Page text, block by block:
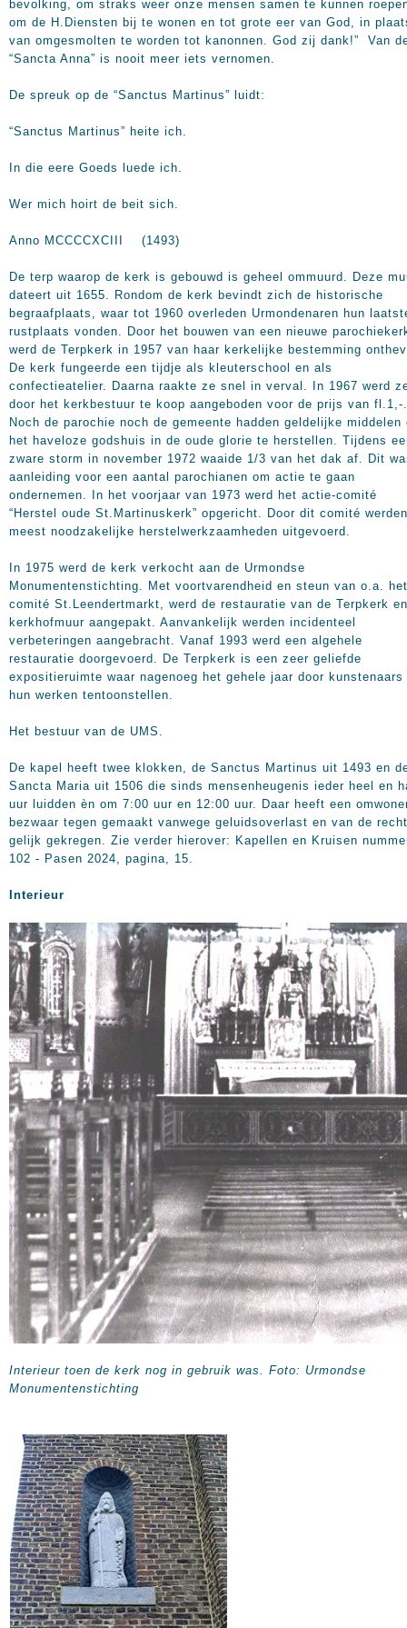
bevolking, om straks weer onze mensen samen te kunnen
om de H.Diensten bij te wonen en tot grote eer van God, in
van omgesmolten te worden tot kanonnen. God zij dank!” Van
“Sancta Anna” is nooit meer iets vernomen.
De spreuk op de “Sanctus Martinus” luidt:
“Sanctus Martinus” heite ich.
In die eere Goeds luede ich.
Wer mich hoirt de beit sich.
Anno MCCCCXCIII (1493)
De terp waarop de kerk is gebouwd is geheel ommuurd. Deze
dateert uit 1655. Rondom de kerk bevindt zich de historische
begraafplaats, waar tot 1960 overleden Urmondenaren hun
rustplaats vonden. Door het bouwen van een nieuwe
werd de Terpkerk in 1957 van haar kerkelijke bestemming
De kerk fungeerde een tijdje als kleuterschool en als
confectieatelier. Daarna raakte ze snel in verval. In 1967 werd
door het kerkbestuur te koop aangeboden voor de prijs van fl.1,-.
Noch de parochie noch de gemeente hadden geldelijke middelen
het haveloze godshuis in de oude glorie te herstellen. Tijdens
zware storm in november 1972 waaide 1/3 van het dak af. Dit
aanleiding voor een aantal parochianen om actie te gaan
ondernemen. In het voorjaar van 1973 werd het actie-comité
“Herstel oude St.Martinuskerk” opgericht. Door dit comité
meest noodzakelijke herstelwerkzaamheden uitgevoerd.
In 1975 werd de kerk verkocht aan de Urmondse
Monumentenstichting. Met voortvarendheid en steun van o.a. het
comité St.Leendertmarkt, werd de restauratie van de Terpkerk
kerkhofmuur aangepakt. Aanvankelijk werden incidenteel
verbeteringen aangebracht. Vanaf 1993 werd een algehele
restauratie doorgevoerd. De Terpkerk is een zeer geliefde
expositieruimte waar nagenoeg het gehele jaar door kunstenaars
hun werken tentoonstellen.
Het bestuur van de UMS.
De kapel heeft twee klokken, de Sanctus Martinus uit 1493 en
Sancta Maria uit 1506 die sinds mensenheugenis ieder heel en
uur luidden èn om 7:00 uur en 12:00 uur. Daar heeft een
bezwaar tegen gemaakt vanwege geluidsoverlast en van de
gelijk gekregen. Zie verder hierover: Kapellen en Kruisen
102 - Pasen 2024, pagina, 15.
Interieur
Interieur toen de kerk nog in gebruik was. Foto: Urmondse
Monumentenstichting